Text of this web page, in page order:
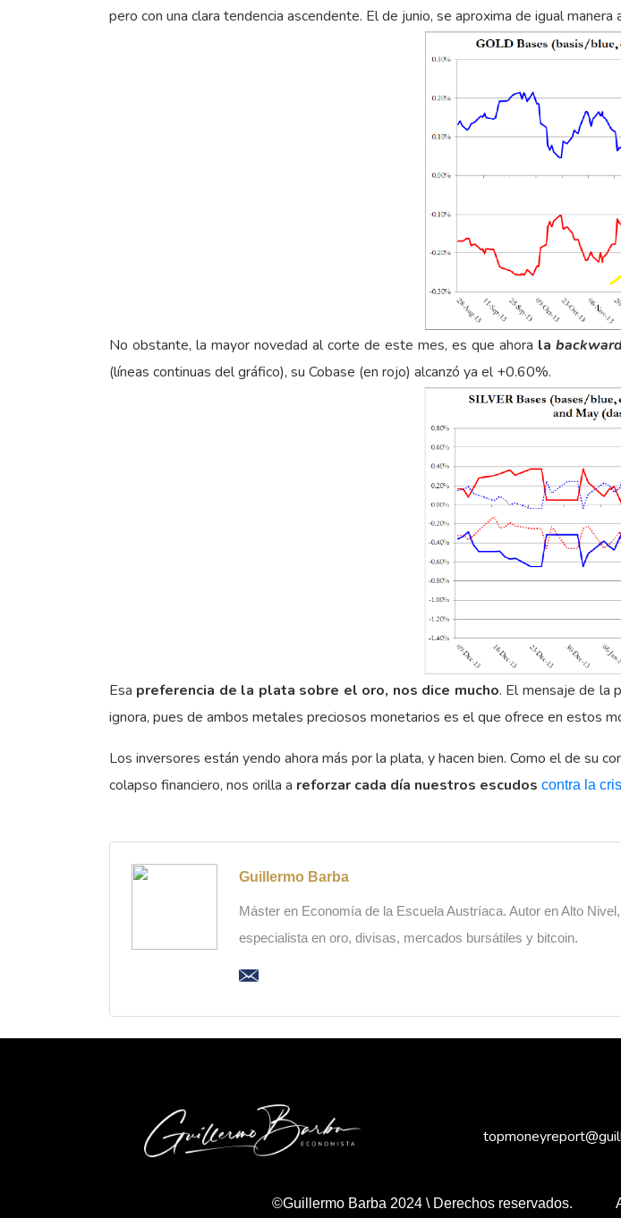
pero con una clara tendencia ascendente. El de junio, se aproxima de igual manera
No obstante, la mayor novedad al corte de este mes, es que ahora la
(líneas continuas del gráfico), su Cobase (en rojo) alcanzó ya el +0.60%.
Esa preferencia de la plata sobre el oro, nos dice mucho. El mensaje de la
ignora, pues de ambos metales preciosos monetarios es el que ofrece en estos
Los inversores están yendo ahora más por la plata, y hacen bien. Como el de su
colapso financiero, nos orilla a reforzar cada día nuestros escudos contra la
Guillermo Barba
Máster en Economía de la Escuela Austríaca. Autor en Alto
especialista en oro, divisas, mercados bursátiles y bitcoin.
©Guillermo Barba 2024 \ Derechos reservados.